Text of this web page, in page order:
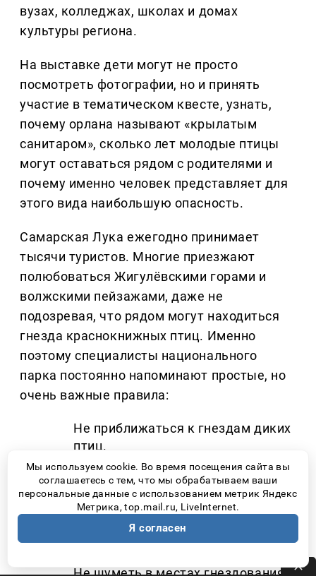
вузах, колледжах, школах и домах
культуры региона.
На выставке дети могут не просто
посмотреть фотографии, но и принять
участие в тематическом квесте, узнать,
почему орлана называют «крылатым
санитаром», сколько лет молодые птицы
могут оставаться рядом с родителями и
почему именно человек представляет для
этого вида наибольшую опасность.
Самарская Лука ежегодно принимает
тысячи туристов. Многие приезжают
полюбоваться Жигулёвскими горами и
волжскими пейзажами, даже не
подозревая, что рядом могут находиться
гнезда краснокнижных птиц. Именно
поэтому специалисты национального
парка постоянно напоминают простые, но
очень важные правила:
Не приближаться к гнездам диких
птиц.
Не сходить с официальных
туристических маршрутов.
Соблюдать ограничения на
посещение особо охраняемых
Не шуметь в местах гнездования.
Мы используем cookie. Во время посещения сайта вы
соглашаетесь с тем, что мы обрабатываем ваши
персональные данные с использованием метрик Яндекс
Метрика, top.mail.ru, LiveInternet.
Я согласен